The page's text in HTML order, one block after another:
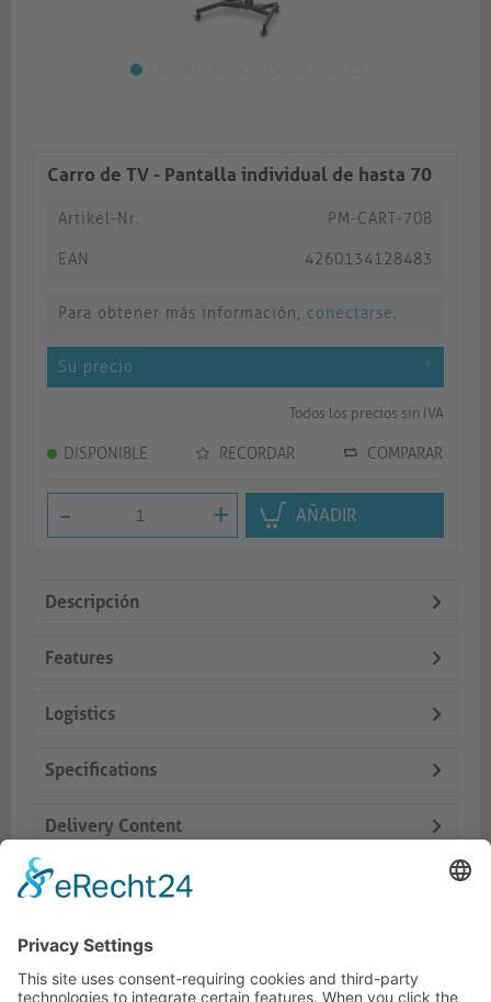
Carro de TV - Pantalla individual de hasta 70
Artikel-Nr. PM-CART-70B
EAN 4260134128483
Para obtener más información, conectarse.
Su precio *
Todos los precios sin IVA
DISPONIBLE RECORDAR COMPARAR
- + AÑADIR
Descripción
Features
Logistics
Specifications
Delivery Content
Dokumente
Productos similares